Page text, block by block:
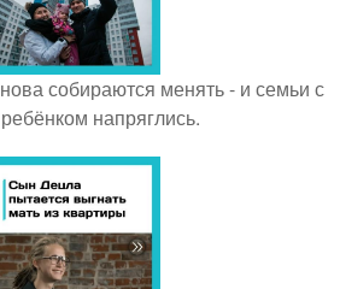
собираются менять - и семьи с
напряглись.